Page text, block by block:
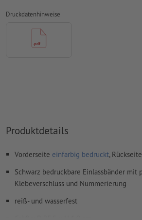
Kommentare
Inhalte von
verwenden Sie keine Effekte wie
Druckdatenhinweise
Produktdetails
Vorderseite einfarbig bedruckt,
Schwarz bedruckbare Einlassbänder mit
Klebeverschluss und Nummerierung
reiß- und wasserfest